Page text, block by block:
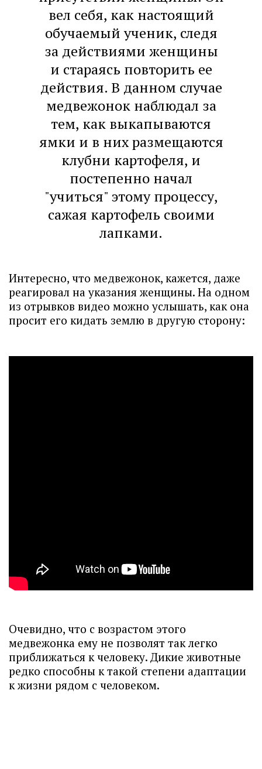
вел себя, как настоящий
обучаемый ученик, следя
за действиями женщины
и стараясь повторить ее
действия. В данном случае
медвежонок наблюдал за
тем, как выкапываются
ямки и в них размещаются
клубни картофеля, и
постепенно начал
"учиться" этому процессу,
сажая картофель своими
лапками.
Интересно, что медвежонок, кажется, даже
реагировал на указания женщины. На одном
из отрывков видео можно услышать, как она
просит его кидать землю в другую сторону:
Очевидно, что с возрастом этого
медвежонка ему не позволят так легко
приближаться к человеку. Дикие животные
редко способны к такой степени адаптации
к жизни рядом с человеком.